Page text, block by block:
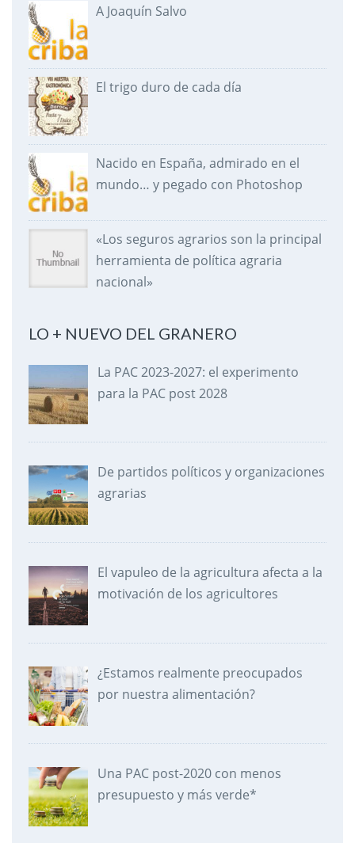
A Joaquín Salvo
El trigo duro de cada día
Nacido en España, admirado en el
mundo… y pegado con Photoshop
«Los seguros agrarios son la principal
herramienta de política agraria
nacional»
LO + NUEVO DEL GRANERO
La PAC 2023-2027: el experimento
para la PAC post 2028
De partidos políticos y organizaciones
agrarias
El vapuleo de la agricultura afecta a la
motivación de los agricultores
¿Estamos realmente preocupados
por nuestra alimentación?
Una PAC post-2020 con menos
presupuesto y más verde*